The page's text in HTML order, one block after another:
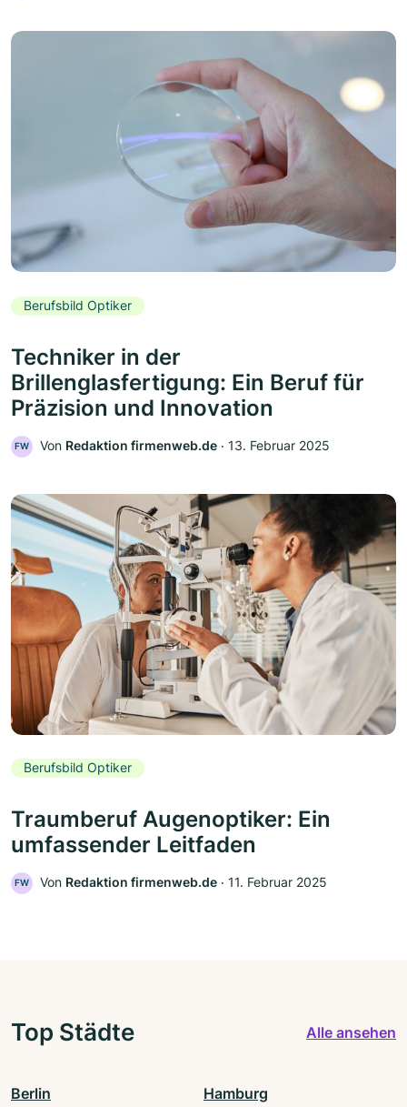
Berufsbild Optiker
Techniker in der
Brillenglasfertigung: Ein Beruf für
Präzision und Innovation
FW Von Redaktion firmenweb.de ‧ 13. Februar 2025
Berufsbild Optiker
Traumberuf Augenoptiker: Ein
umfassender Leitfaden
FW Von Redaktion firmenweb.de ‧ 11. Februar 2025
Top Städte Alle ansehen
Berlin Hamburg